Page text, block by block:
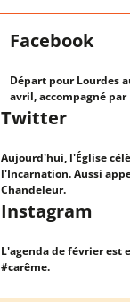
Facebook
Départ pour Lourdes
avril, accompagné
Twitter
Aujourd'hui, l'Église
l'Incarnation. Aussi
Chandeleur.
Instagram
L'agenda de février est
#carême.